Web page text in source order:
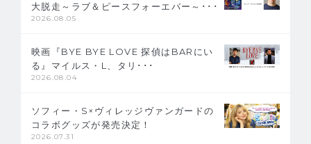
大脱走～ラブ＆ピースフォーエバー～･･･
2026.08.05
映画『BYE BYE LOVE 探偵はBARにい
る』マイルス・L、タリ･･･
2026.08.04
ソフィー・S×ヴィレッジヴァンガードの
コラボグッズが発売決定！
2026.07.31